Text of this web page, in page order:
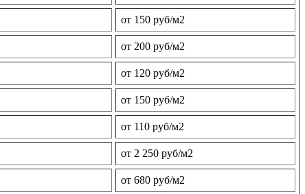
от 150 руб/м2
от 200 руб/м2
от 120 руб/м2
от 150 руб/м2
от 110 руб/м2
от 2 250 руб/м2
от 680 руб/м2